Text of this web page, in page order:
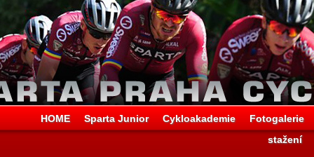
HOME Sparta Junior Cykloakademie
Fotogalerie
stažení